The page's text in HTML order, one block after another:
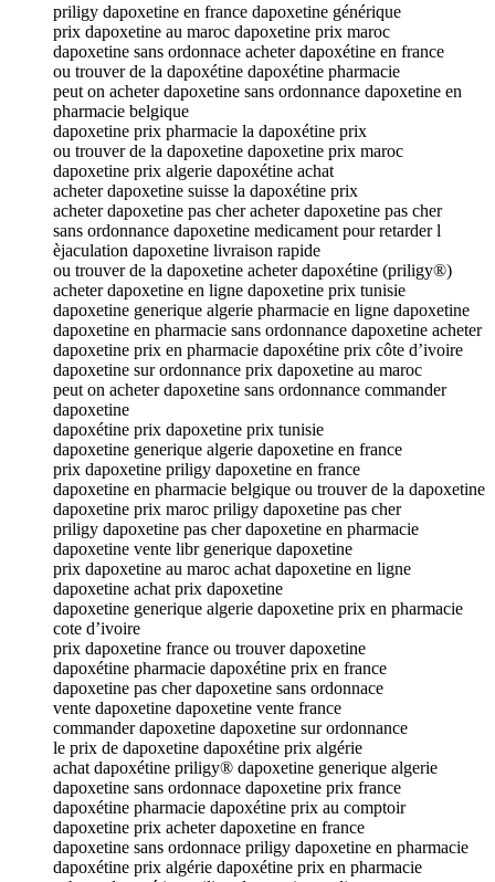
priligy dapoxetine en france dapoxetine générique
prix dapoxetine au maroc dapoxetine prix maroc
dapoxetine sans ordonnace acheter dapoxétine en france
ou trouver de la dapoxétine dapoxétine pharmacie
peut on acheter dapoxetine sans ordonnance dapoxetine en
pharmacie belgique
dapoxetine prix pharmacie la dapoxétine prix
ou trouver de la dapoxetine dapoxetine prix maroc
dapoxetine prix algerie dapoxétine achat
acheter dapoxetine suisse la dapoxétine prix
acheter dapoxetine pas cher acheter dapoxetine pas cher
sans ordonnance dapoxetine medicament pour retarder l
èjaculation dapoxetine livraison rapide
ou trouver de la dapoxetine acheter dapoxétine (priligy®)
acheter dapoxetine en ligne dapoxetine prix tunisie
dapoxetine generique algerie pharmacie en ligne dapoxetine
dapoxetine en pharmacie sans ordonnance dapoxetine acheter
dapoxetine prix en pharmacie dapoxétine prix côte d’ivoire
dapoxetine sur ordonnance prix dapoxetine au maroc
peut on acheter dapoxetine sans ordonnance commander
dapoxetine
dapoxétine prix dapoxetine prix tunisie
dapoxetine generique algerie dapoxetine en france
prix dapoxetine priligy dapoxetine en france
dapoxetine en pharmacie belgique ou trouver de la dapoxetine
dapoxetine prix maroc priligy dapoxetine pas cher
priligy dapoxetine pas cher dapoxetine en pharmacie
dapoxetine vente libr generique dapoxetine
prix dapoxetine au maroc achat dapoxetine en ligne
dapoxetine achat prix dapoxetine
dapoxetine generique algerie dapoxetine prix en pharmacie
cote d’ivoire
prix dapoxetine france ou trouver dapoxetine
dapoxétine pharmacie dapoxétine prix en france
dapoxetine pas cher dapoxetine sans ordonnace
vente dapoxetine dapoxetine vente france
commander dapoxetine dapoxetine sur ordonnance
le prix de dapoxetine dapoxétine prix algérie
achat dapoxétine priligy® dapoxetine generique algerie
dapoxetine sans ordonnace dapoxetine prix france
dapoxétine pharmacie dapoxétine prix au comptoir
dapoxetine prix acheter dapoxetine en france
dapoxetine sans ordonnace priligy dapoxetine en pharmacie
dapoxétine prix algérie dapoxétine prix en pharmacie